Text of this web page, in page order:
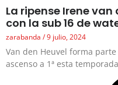
La ripense Irene
con la sub 16 de
zarabanda 9 julio, 2024
Van den Heuvel forma
ascenso a 1ª esta